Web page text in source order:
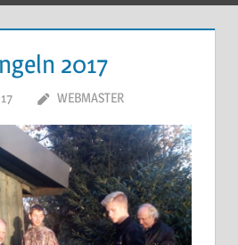
2017
WEBMASTER